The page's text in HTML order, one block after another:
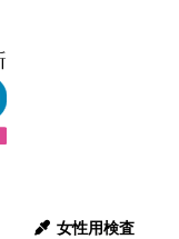
女性用検査